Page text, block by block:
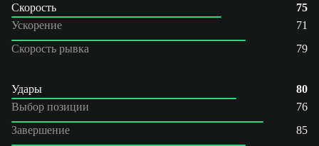
Скорость
75
Ускорение
71
Скорость рывка
79
Удары
80
Выбор позиции
76
Завершение
85